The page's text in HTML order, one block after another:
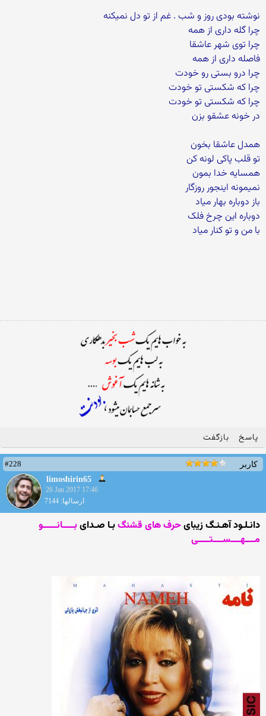
نوشته بودی روز و شب . غم از تو دل نمیکنه
چرا گله داری از همه
چرا توی شهر عاشقا
فاصله داری از همه
چرا درو بستی رو خودت
چرا که شکستی تو خودت
چرا که شکستی تو خودت
در خونه عشقو بزن
همدل عاشقا بخون
تو قلب پاکی لونه کن
همسایه خدا بمون
نمیمونه اینجور روزگار
باز دوباره بهار میاد
دوباره این چرخ فلک
با من و تو کنار میاد
پاسخ بازگفت
کاربر
#228
limoshirin65
26 Jan 2017 17:46
ارسالها: 7144
دانـلـود آهـنـگ زیبایحرف های قشنگبـا صـدایبـــــانــــــو
مــــهــــســــتـــــی